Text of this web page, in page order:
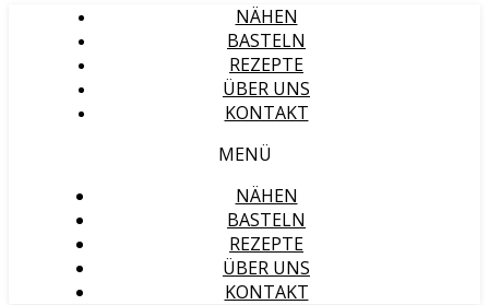
NÄHEN
BASTELN
REZEPTE
ÜBER UNS
KONTAKT
MENÜ
NÄHEN
BASTELN
REZEPTE
ÜBER UNS
KONTAKT